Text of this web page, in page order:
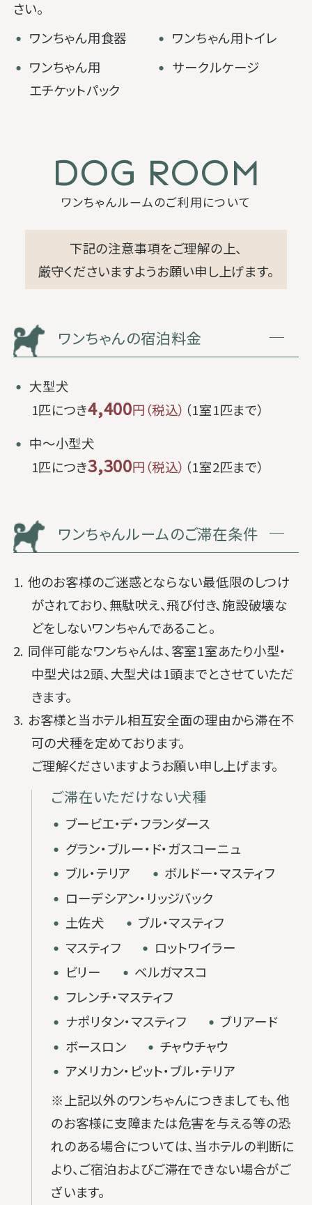
さい。
・ ワンちゃん用食器 ・ ワンちゃん用トイレ
・ ワンちゃん用
エチケットパック
・ サークルケージ
DOG ROOM
ワンちゃんルームのご利用について
下記の注意事項をご理解の上、
厳守くださいますようお願い申し上げます。
ワンちゃんの宿泊料金
・ 大型犬
1匹につき4,400円（税込） （1室1匹まで）
・ 中～小型犬
1匹につき3,300円（税込） （1室2匹まで）
ワンちゃんルームのご滞在条件
1. 他のお客様のご迷惑とならない最低限のしつけ
がされており、無駄吠え、飛び付き、施設破壊な
どをしないワンちゃんであること。
2. 同伴可能なワンちゃんは、客室1室あたり小型・
中型犬は2頭、大型犬は1頭までとさせていただ
きます。
3. お客様と当ホテル相互安全面の理由から滞在不
可の犬種を定めております。
ご理解くださいますようお願い申し上げます。
ご滞在いただけない犬種
・ ブービエ・デ・フランダース
・ グラン・ブルー・ド・ガスコーニュ
・ ブル・テリア ・ ボルドー・マスティフ
・ ローデシアン・リッジバック
・ 土佐犬 ・ ブル・マスティフ
・ マスティフ ・ ロットワイラー
・ ビリー ・ ベルガマスコ
・ フレンチ・マスティフ
・ ナポリタン・マスティフ ・ ブリアード
・ ボースロン ・ チャウチャウ
・ アメリカン・ピット・ブル・テリア
※上記以外のワンちゃんにつきましても、他
のお客様に支障または危害を与える等の恐
れのある場合については、 当ホテルの判断に
より、ご宿泊およびご滞在できない場合がご
ざいます。